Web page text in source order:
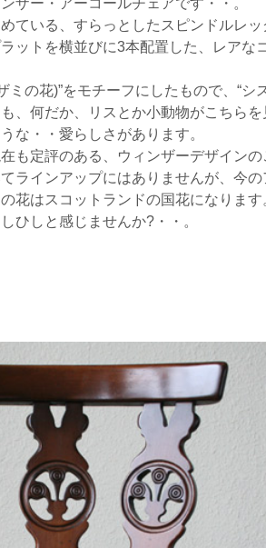
ている、すらっとしたスピンドルレ
ットを横並びに3本配置した、レア
ミの花)”をモチーフにしたもので、“シ
、何だか、リスとか小動物がこちら
な・・愛らしさがあります。
も定評のある、ウィンザーデザインの
ラインアップにはありませんが、今
花はスコットランドの国花になりま
ひしと感じませんか?・・。